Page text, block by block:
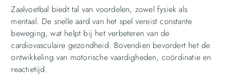
Zaalvoetbal biedt tal van voordelen, zowel fysiek als
mentaal. De snelle aard van het spel vereist constante
beweging, wat helpt bij het verbeteren van de
cardiovasculaire gezondheid. Bovendien bevordert het de
ontwikkeling van motorische vaardigheden, coördinatie en
reactietijd.